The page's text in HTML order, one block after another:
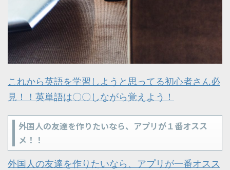
これから英語を学習しようと思ってる初心者さん必
見！！英単語は〇〇しながら覚えよう！
外国人の友達を作りたいなら、アプリが１番オスス
メ！！
外国人の友達を作りたいなら、アプリが一番オスス